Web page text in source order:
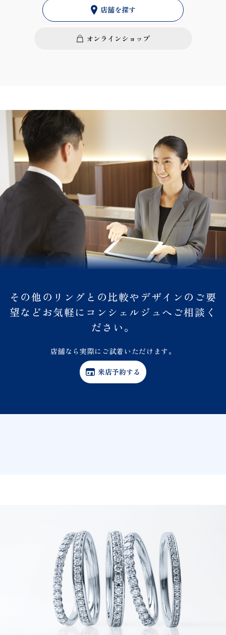
店舗を探す
オンラインショップ
その他のリングとの比較やデザインのご要
望などお気軽にコンシェルジュへご相談く
ださい。
店舗なら実際にご試着いただけます。
来店予約する